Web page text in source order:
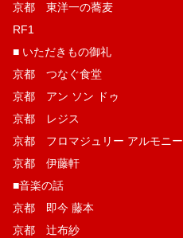
京都 東洋一の蕎麦
RF1
■ いただきもの御礼
京都 つなぐ食堂
京都 アン ソン ドゥ
京都 レジス
京都 フロマジュリー アルモニー
京都 伊藤軒
■音楽の話
京都 即今 藤本
京都 辻布紗